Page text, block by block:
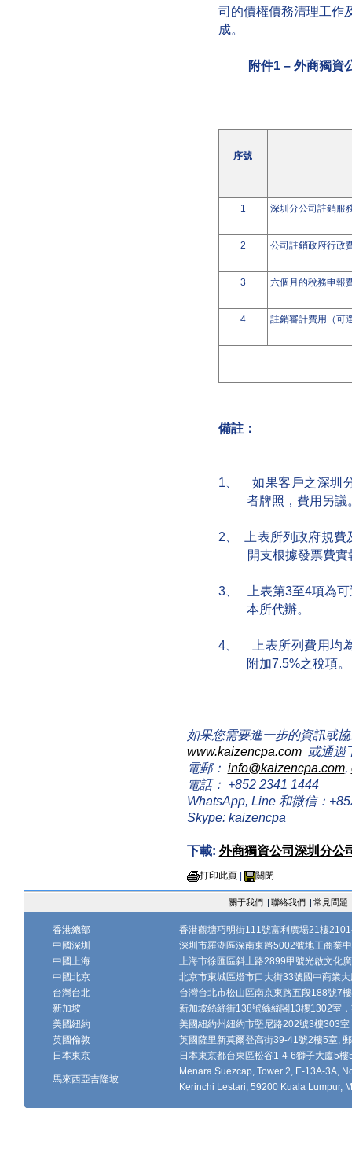
司的債權債務清理工作
成。
附件1 – 外商獨資
序號
1 深圳分公司註銷服
2 公司註銷政府行政
3 六個月的稅務申報
4 註銷審計費用（可
備註：
1
如果客戶之深圳
者牌照，費用另議
2
上表所列政府規
開支根據發票費實
3、 上表第3至4項為
本所代辦。
4、
上表所列費用均
附加7.5%之稅項。
如果您需要進一步的資訊或
www.kaizencpa.com或通過
電郵： info@kaizencpa.com,
電話： +852 2341 1444
WhatsApp, Line 和微信：
Skype: kaizencpa
下載: 外商獨資公司深圳分公
打印此頁| 關閉
關于我們 | 聯絡我們 | 常見問題
香港總部
香港觀塘巧明街111號富利廣場21樓
中國深圳
深圳市羅湖區深南東路5002號地王商業
中國上海
上海市徐匯區斜土路2899甲號光啟文化
中國北京
北京市東城區燈市口大街33號國中商業
台灣台北
台灣台北市松山區南京東路五段188號7
新加坡
新加坡絲絲街138號絲絲閣13樓1302室
美國紐約
美國紐約州紐約市堅尼路202號3樓303
英國倫敦
英國薩里新莫爾登高街39-41號2樓5室,
日本東京
日本東京都台東區松谷1-4-6獅子大廈5
馬來西亞吉隆坡
Menara Suezcap, Tower 2, E-13A-3A,
Kerinchi Lestari, 59200 Kuala Lumpur,